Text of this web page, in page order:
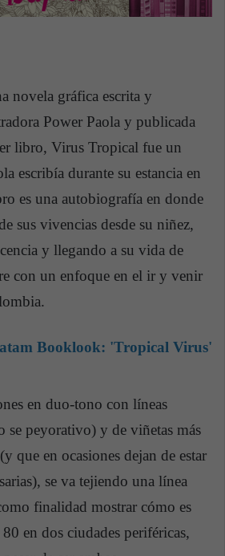
novela gráfica escrita y
Power Paola y publicada
libro, Virus Tropical fue un
escribía durante su estancia en
es una autobiografía en donde
sus vivencias desde su niñez,
y llegando a su vida de
con un enfoque en el ir y venir
Booklook: 'Tropical Virus'
en duo-tono con líneas
se peyorativo) y de viñetas más
que en ocasiones dejan de estar
se va tejiendo una línea
finalidad mostrar cómo es
en dos ciudades periféricas,